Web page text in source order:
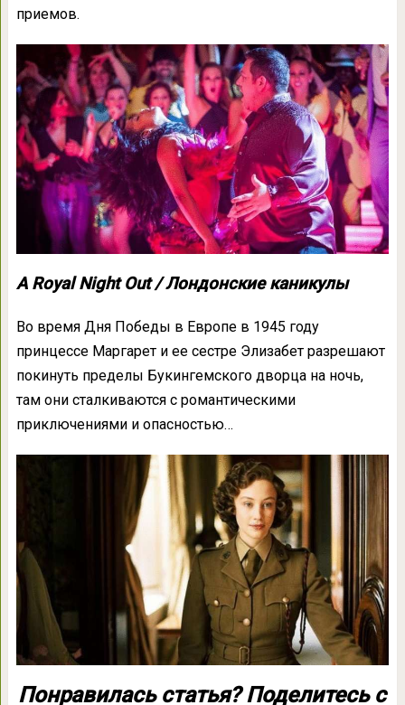
приемов.
A Royal Night Out / Лондонские каникулы
Во время Дня Победы в Европе в 1945 году
принцессе Маргарет и ее сестре Элизабет разрешают
покинуть пределы Букингемского дворца на ночь,
там они сталкиваются с романтическими
приключениями и опасностью…
Понравилась статья? Поделитесь с